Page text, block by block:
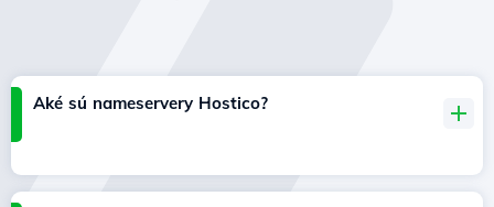
Aké sú nameservery Hostico?